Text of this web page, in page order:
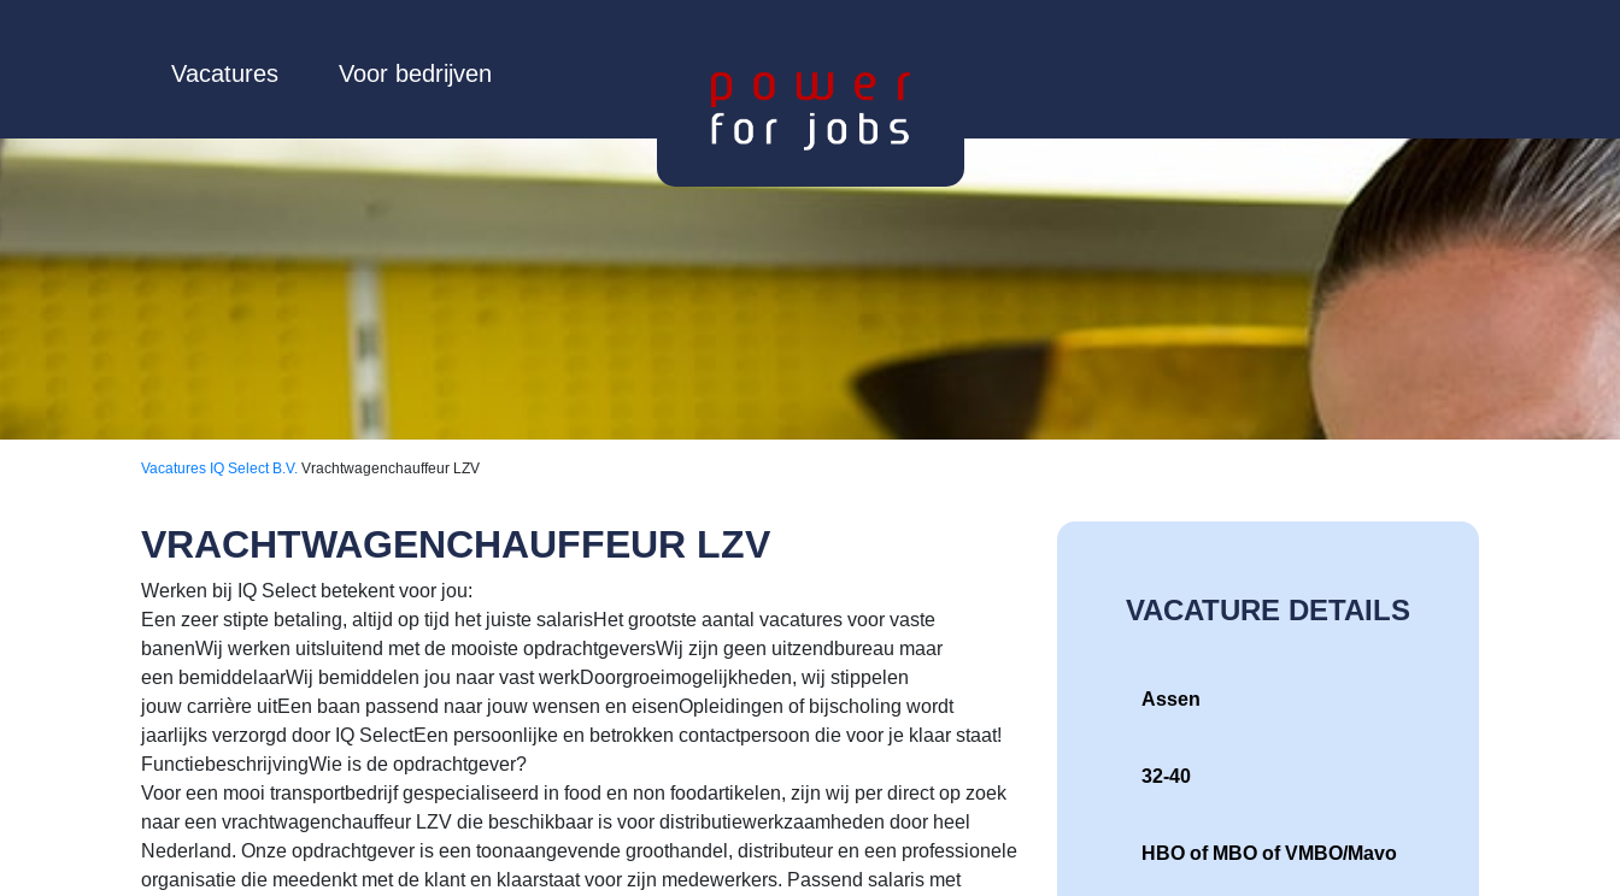
Vacatures Voor bedrijven
Vacatures IQ Select B.V. Vrachtwagenchauffeur LZV
VRACHTWAGENCHAUFFEUR LZV
Werken bij IQ Select betekent voor jou:
Een zeer stipte betaling, altijd op tijd het juiste salarisHet grootste aantal vacatures voor vaste
banenWij werken uitsluitend met de mooiste opdrachtgeversWij zijn geen uitzendbureau maar
een bemiddelaarWij bemiddelen jou naar vast werkDoorgroeimogelijkheden, wij stippelen
jouw carrière uitEen baan passend naar jouw wensen en eisenOpleidingen of bijscholing wordt
jaarlijks verzorgd door IQ SelectEen persoonlijke en betrokken contactpersoon die voor je klaar staat!
FunctiebeschrijvingWie is de opdrachtgever?
Voor een mooi transportbedrijf gespecialiseerd in food en non foodartikelen, zijn wij per direct op zoek
naar een vrachtwagenchauffeur LZV die beschikbaar is voor distributiewerkzaamheden door heel
Nederland. Onze opdrachtgever is een toonaangevende groothandel, distributeur en een professionele
organisatie die meedenkt met de klant en klaarstaat voor zijn medewerkers. Passend salaris met
VACATURE DETAILS
Assen
32-40
HBO of MBO of VMBO/Mavo